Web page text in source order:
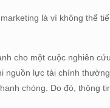
là vì không thể
cho một cuộc nghiên
nguồn lực tài chính
chóng. Do đó, thông